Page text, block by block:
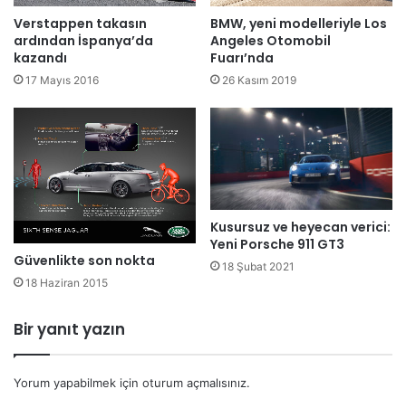
Verstappen takasın
ardından İspanya’da
kazandı
17 Mayıs 2016
BMW, yeni modelleriyle Los
Angeles Otomobil
Fuarı’nda
26 Kasım 2019
Güvenlikte son nokta
18 Haziran 2015
Kusursuz ve heyecan verici:
Yeni Porsche 911 GT3
18 Şubat 2021
Bir yanıt yazın
Yorum yapabilmek için oturum açmalısınız.